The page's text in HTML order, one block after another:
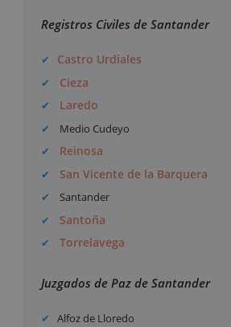
Registros Civiles de Santander
Castro Urdiales
Cieza
Laredo
Medio Cudeyo
Reinosa
San Vicente de la Barquera
Santander
Santoña
Torrelavega
Juzgados de Paz de Santander
Alfoz de Lloredo